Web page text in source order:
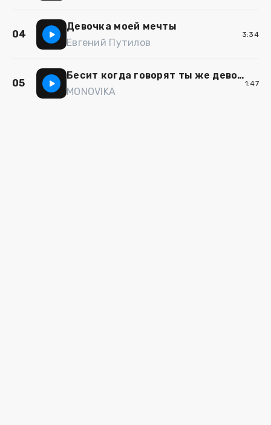
04
Девочка моей мечты
Евгений Путилов
3:34
05
Бесит когда говорят ты же девочка
MONOVIKA
1:47